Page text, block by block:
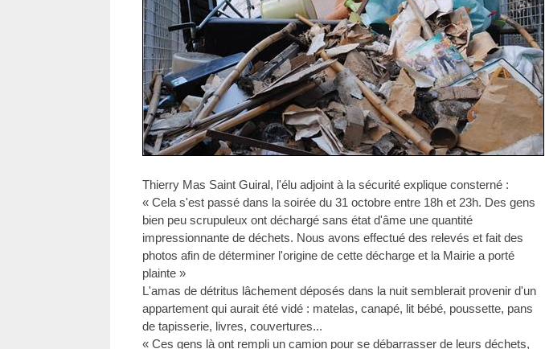
Thierry Mas Saint Guiral, l'élu adjoint à la sécurité explique consterné :
« Cela s'est passé dans la soirée du 31 octobre entre 18h et 23h. Des gens
bien peu scrupuleux ont déchargé sans état d'âme une quantité
impressionnante de déchets. Nous avons effectué des relevés et fait des
photos afin de déterminer l'origine de cette décharge et la Mairie a porté
plainte »
L'amas de détritus lâchement déposés dans la nuit semblerait provenir d'un
appartement qui aurait été vidé : matelas, canapé, lit bébé, poussette, pans
de tapisserie, livres, couvertures...
« Ces gens là ont rempli un camion pour se débarrasser de leurs déchets,